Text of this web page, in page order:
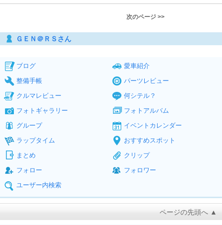
次のページ >>
ＧＥＮ＠ＲＳさん
ブログ
愛車紹介
整備手帳
パーツレビュー
クルマレビュー
何シテル？
フォトギャラリー
フォトアルバム
グループ
イベントカレンダー
ラップタイム
おすすめスポット
まとめ
クリップ
フォロー
フォロワー
ユーザー内検索
ページの先頭へ ▲